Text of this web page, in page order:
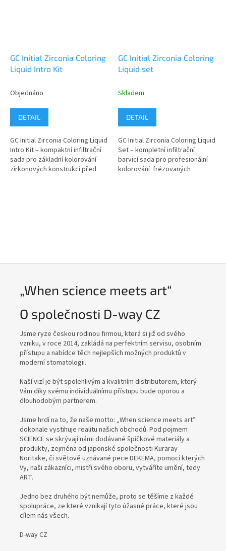
GC Initial Zirconia Coloring
Liquid Intro Kit
Objednáno
DETAIL
GC Initial Zirconia Coloring Liquid
Intro Kit – kompaktní infiltrační
sada pro základní kolorování
zirkonových konstrukcí před
GC Initial Zirconia Coloring
Liquid set
Skladem
DETAIL
GC Initial Zirconia Coloring Liquid
Set – kompletní infiltrační
barvicí sada pro profesionální
kolorování frézovaných
„When science meets art“
O společnosti D-way CZ
Jsme ryze českou rodinou firmou, která si již od svého
vzniku, v roce 2014, zakládá na perfektním servisu, osobním
přístupu a nabídce těch nejlepších možných produktů v
moderní stomatologii.
Naší vizí je být spolehlivým a kvalitním distributorem, který
Vám díky svému individuálnímu přístupu bude oporou a
dlouhodobým partnerem.
Jsme hrdí na to, že naše motto: „When science meets art”
dokonale vystihuje realitu našich obchodů. Pod pojmem
SCIENCE se skrývají námi dodávané špičkové materiály a
produkty, zejména od japonské společnosti Kuraray
Noritake, či světově uznávané pece DEKEMA, pomocí kterých
Vy, naši zákazníci, mistři svého oboru, vytváříte umění, tedy
ART.
Jedno bez druhého být nemůže, proto se těšíme z každé
spolupráce, ze které vznikají tyto úžasné práce, které jsou
cílem nás všech.
D-way CZ